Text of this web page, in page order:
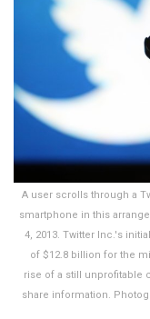
A user scrolls through a
smartphone in this
4, 2013. Twitter Inc.'s
of $12.8 billion for the
rise of a still unprofitable
share information.